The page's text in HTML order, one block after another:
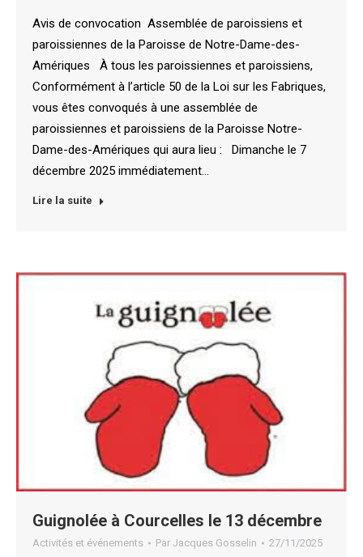
Avis de convocation Assemblée de paroissiens et
paroissiennes de la Paroisse de Notre-Dame-des-
Amériques À tous les paroissiennes et paroissiens,
Conformément à l’article 50 de la Loi sur les Fabriques,
vous êtes convoqués à une assemblée de
paroissiennes et paroissiens de la Paroisse Notre-
Dame-des-Amériques qui aura lieu : Dimanche le 7
décembre 2025 immédiatement…
Lire la suite
Guignolée à Courcelles le 13 décembre
Activités et événements Par Jacques Gosselin 27/11/2025